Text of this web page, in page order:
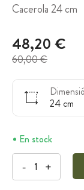
Cacerola 24 cm
48,20 €
60,00 €
24 cm
En stock
- +